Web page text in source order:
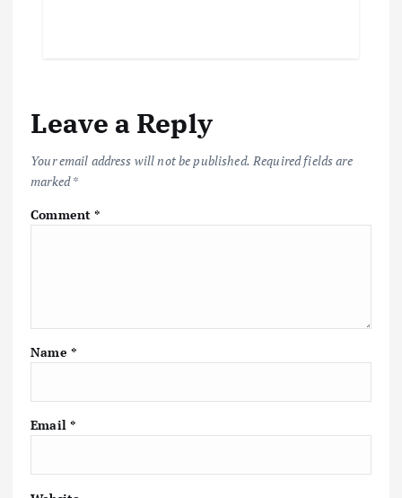
Leave a Reply
Your email address will not be published. Required fields are
marked*
Comment*
Name *
Email *